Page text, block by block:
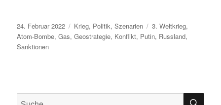
Veröffentlicht
am
24. Februar 2022 Kategorien
Krieg, Politik,Szenarien Schlagwörter
3. Weltkrieg,
Atom-Bombe,Gas,Geostrategie, Konflikt, Putin, Russland,
Sanktionen
Suche